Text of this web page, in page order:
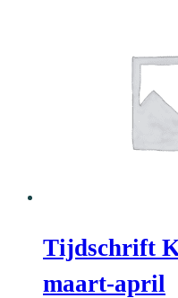
Tijdschrift
maart-april